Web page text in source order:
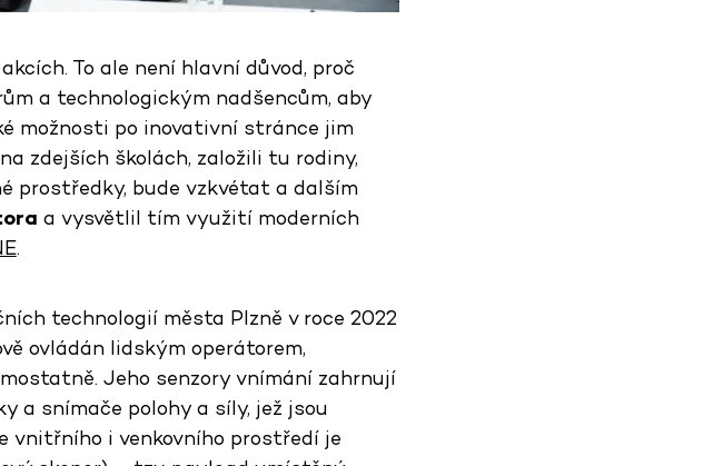
To ale není hlavní důvod, proč
a technologickým nadšencům, aby
možnosti po inovativní stránce jim
zdejších školách, založili tu rodiny,
prostředky, bude vzkvétat a dalším
a vysvětlil tím využití moderních
.
technologií města Plzně v roce 2022
ovládán lidským operátorem,
Jeho senzory vnímání zahrnují
a snímače polohy a síly, jež jsou
vnitřního i venkovního prostředí je